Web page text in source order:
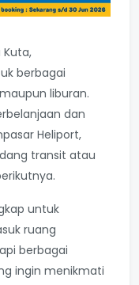
Kuta,
berbagai
liburan.
dan
Heliport,
transit atau
untuk
ruang
berbagai
ingin menikmati